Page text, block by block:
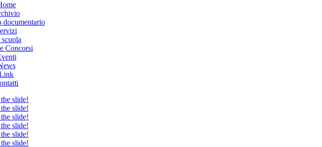
documentario
Concorsi